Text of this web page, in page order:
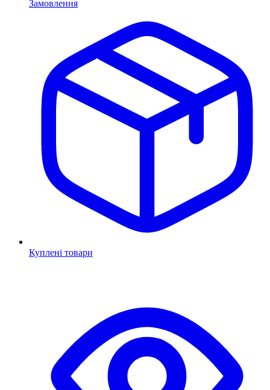
Замовлення
Куплені товари